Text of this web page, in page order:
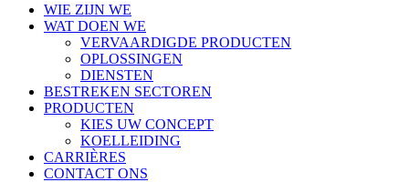
Menu
WIE ZIJN WE
WAT DOEN WE
VERVAARDIGDE PRODUCTEN
OPLOSSINGEN
DIENSTEN
BESTREKEN SECTOREN
PRODUCTEN
KIES UW CONCEPT
KOELLEIDING
CARRIÈRES
CONTACT ONS